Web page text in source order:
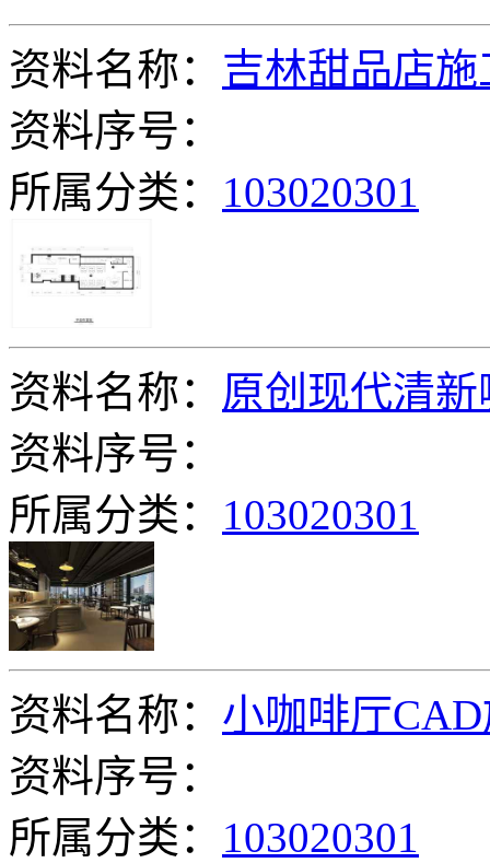
资料名称： 吉林甜品店施
资料序号：
所属分类： 103020301
资料名称： 原创现代清
资料序号：
所属分类： 103020301
资料名称： 小咖啡厅
资料序号：
所属分类： 103020301